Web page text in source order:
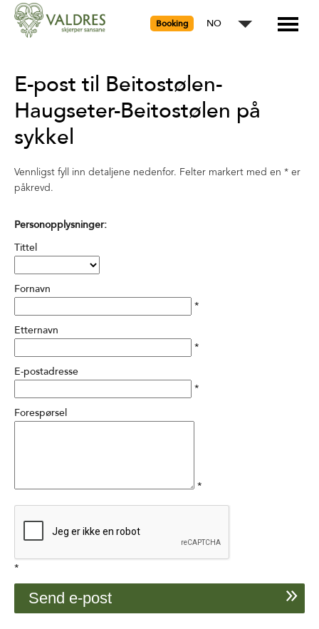
Booking NO
E-post til Beitostølen-
Haugseter-Beitostølen på
sykkel
Vennligst fyll inn detaljene nedenfor. Felter markert med en * er
påkrevd.
Personopplysninger:
Tittel
Fornavn
*
Etternavn
*
E-postadresse
*
Forespørsel
*
*